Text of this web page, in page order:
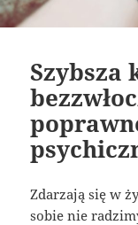
Szybsza
Zdarzają się w
sobie nie